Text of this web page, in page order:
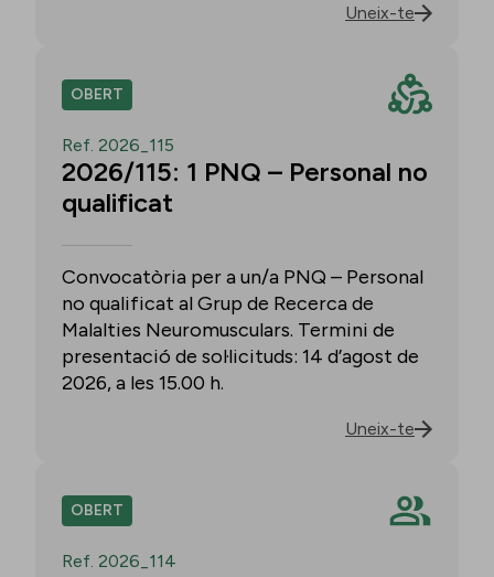
Uneix-te
OBERT
Ref. 2026_115
2026/115: 1 PNQ – Personal no
qualificat
Convocatòria per a un/a PNQ – Personal
no qualificat al Grup de Recerca de
Malalties Neuromusculars. Termini de
presentació de sol·licituds: 14 d’agost de
2026, a les 15.00 h.
Uneix-te
OBERT
Ref. 2026_114